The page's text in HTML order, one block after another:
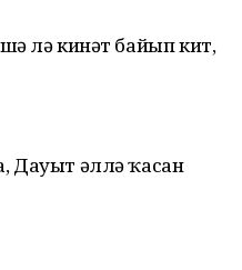
лә кинәт байып кит,
Дауыт әллә ҡасан